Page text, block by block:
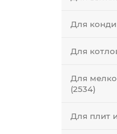
Для
Для
Для
(2534)
Для плит